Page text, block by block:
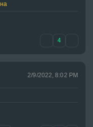
4
2/9/2022, 8:02 PM